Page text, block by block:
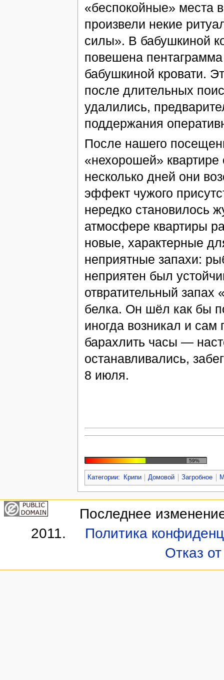
«беспокойные» места
произвели некие
силы». В бабушкиной
повешена пентаграмма
бабушкиной кровати.
после длительных
удалились,
поддержания
После нашего
«нехорошей»
несколько дней они
эффект чужого
нередко становилось
атмосфере квартиры
новые, характерные
неприятные запахи:
неприятен был
отвратительный
белка. Он шёл как бы
иногда возникал и сам
барахлить часы —
останавливались,
8 июля.
59%
Категории: Крипи Домовой Загробное
Последнее
2011.
Политика
Отказ